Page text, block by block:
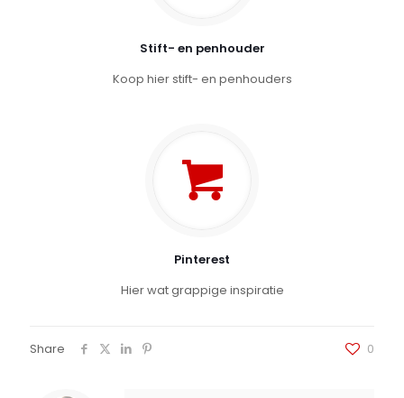
Stift- en penhouder
Koop hier stift- en penhouders
Pinterest
Hier wat grappige inspiratie
Share 0